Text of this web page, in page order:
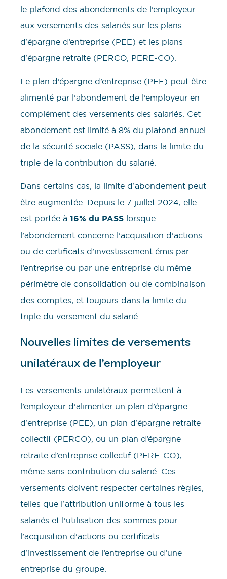
le plafond des abondements de l’employeur
aux versements des salariés sur les plans
d’épargne d’entreprise (PEE) et les plans
d’épargne retraite (PERCO, PERE-CO).
Le plan d’épargne d’entreprise (PEE) peut être
alimenté par l’abondement de l’employeur en
complément des versements des salariés. Cet
abondement est limité à 8% du plafond annuel
de la sécurité sociale (PASS), dans la limite du
triple de la contribution du salarié.
Dans certains cas, la limite d’abondement peut
être augmentée. Depuis le 7 juillet 2024, elle
est portée à 16% du PASS lorsque
l’abondement concerne l’acquisition d’actions
ou de certificats d’investissement émis par
l’entreprise ou par une entreprise du même
périmètre de consolidation ou de combinaison
des comptes, et toujours dans la limite du
triple du versement du salarié.
Nouvelles limites de versements
unilatéraux de l’employeur
Les versements unilatéraux permettent à
l’employeur d’alimenter un plan d’épargne
d’entreprise (PEE), un plan d’épargne retraite
collectif (PERCO), ou un plan d’épargne
retraite d’entreprise collectif (PERE-CO),
même sans contribution du salarié. Ces
versements doivent respecter certaines règles,
telles que l’attribution uniforme à tous les
salariés et l’utilisation des sommes pour
l’acquisition d’actions ou certificats
d’investissement de l’entreprise ou d’une
entreprise du groupe.